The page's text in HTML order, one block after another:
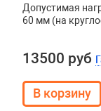
Допустимая
60 мм (на
13500 руб